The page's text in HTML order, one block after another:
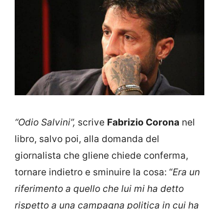
“Odio Salvini”, scrive Fabrizio Corona nel
libro, salvo poi, alla domanda del
giornalista che gliene chiede conferma,
tornare indietro e sminuire la cosa: “Era un
riferimento a quello che lui mi ha detto
rispetto a una campagna politica in cui ha